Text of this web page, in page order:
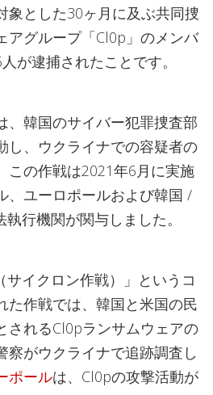
象とした30ヶ月に及ぶ共同捜
アグループ「Cl0p」のメンバ
が逮捕されたことです。
、韓国のサイバー犯罪捜査部
し、ウクライナでの容疑者の
この作戦は2021年6月に実施
、ユーロポールおよび韓国 /
行機関が関与しました。
サイクロン作戦）」というコ
た作戦では、韓国と米国の民
されるCl0pランサムウェアの
察がウクライナで追跡調査し
ポールは、Cl0pの攻撃活動が